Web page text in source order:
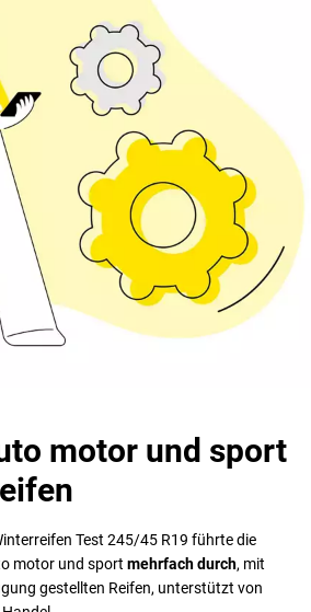
motor und sport
Test 245/45 R19 führte die
motor und sport mehrfach durch, mit
gestellten Reifen, unterstützt von